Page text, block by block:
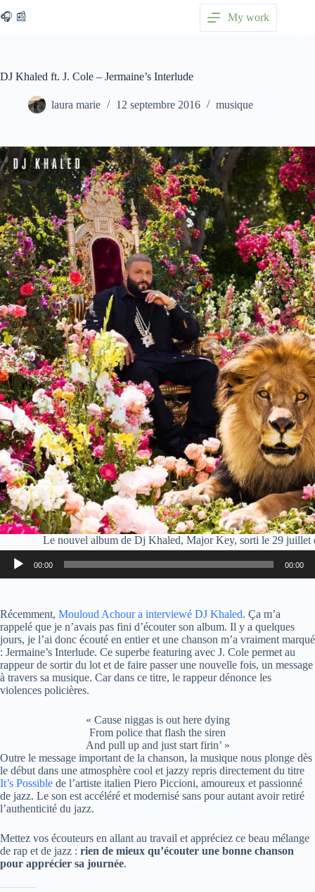
au
🎧 📰 My work
DJ Khaled ft. J. Cole – Jermaine’s Interlude
laura marie 12 septembre 2016 musique
Le nouvel album de Dj Khaled, Major Key, sorti le 29 juillet
00:00 00:00
Récemment, Mouloud Achour a interviewé DJ Khaled. Ça m’a
rappelé que je n’avais pas fini d’écouter son album. Il y a quelques
jours, je l’ai donc écouté en entier et une chanson m’a vraiment marqué
: Jermaine’s Interlude. Ce superbe featuring avec J. Cole permet au
rappeur de sortir du lot et de faire passer une nouvelle fois, un message
à travers sa musique. Car dans ce titre, le rappeur dénonce les
violences policières.
« Cause niggas is out here dying
From police that flash the siren
And pull up and just start firin’ »
Outre le message important de la chanson, la musique nous plonge dès
le début dans une atmosphère cool et jazzy repris directement du titre
It’s Possible de l’artiste italien Piero Piccioni, amoureux et passionné
de jazz. Le son est accéléré et modernisé sans pour autant avoir retiré
l’authenticité du jazz.
Mettez vos écouteurs en allant au travail et appréciez ce beau mélange
de rap et de jazz : rien de mieux qu’écouter une bonne chanson
pour apprécier sa journée.